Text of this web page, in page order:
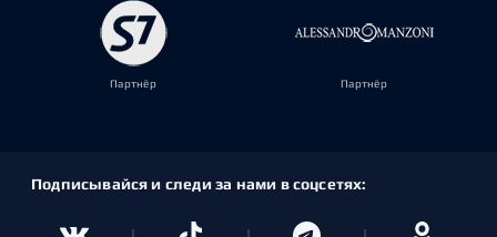
Партнёр Партнёр
Подписывайся и следи за нами в соцсетях: